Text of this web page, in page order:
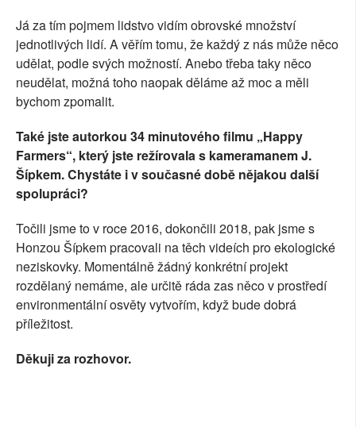
Já za tím pojmem lidstvo vidím obrovské množství
jednotlivých lidí. A věřím tomu, že každý z nás může něco
udělat, podle svých možností. Anebo třeba taky něco
neudělat, možná toho naopak děláme až moc a měli
bychom zpomalit.
Také jste autorkou 34 minutového filmu „Happy
Farmers“, který jste režírovala s kameramanem J.
Šípkem. Chystáte i v současné době nějakou další
spolupráci?
Točili jsme to v roce 2016, dokončili 2018, pak jsme s
Honzou Šípkem pracovali na těch videích pro ekologické
neziskovky. Momentálně žádný konkrétní projekt
rozdělaný nemáme, ale určitě ráda zas něco v prostředí
environmentální osvěty vytvořím, když bude dobrá
příležitost.
Děkuji za rozhovor.